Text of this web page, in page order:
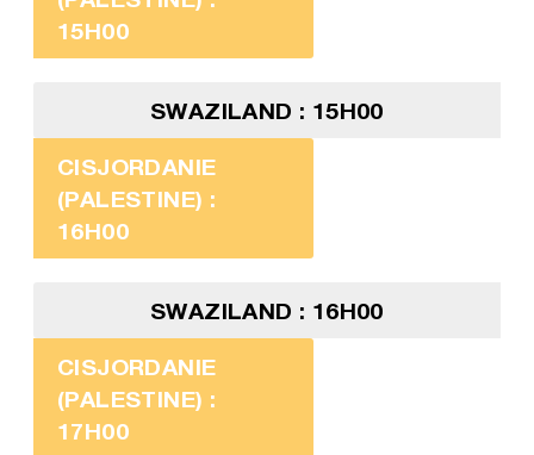
15H00
SWAZILAND : 15H00
CISJORDANIE
(PALESTINE) :
16H00
SWAZILAND : 16H00
CISJORDANIE
(PALESTINE) :
17H00